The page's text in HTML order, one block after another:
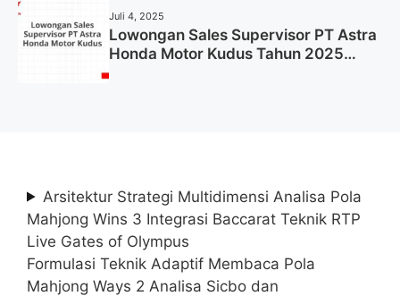
Juli 4, 2025
Lowongan Sales Supervisor PT Astra
Honda Motor Kudus Tahun 2025
Arsitektur Strategi Multidimensi Analisa Pola
Mahjong Wins 3 Integrasi Baccarat Teknik RTP
Live Gates of Olympus
Formulasi Teknik Adaptif Membaca Pola
Mahjong Ways 2 Analisa Sicbo dan